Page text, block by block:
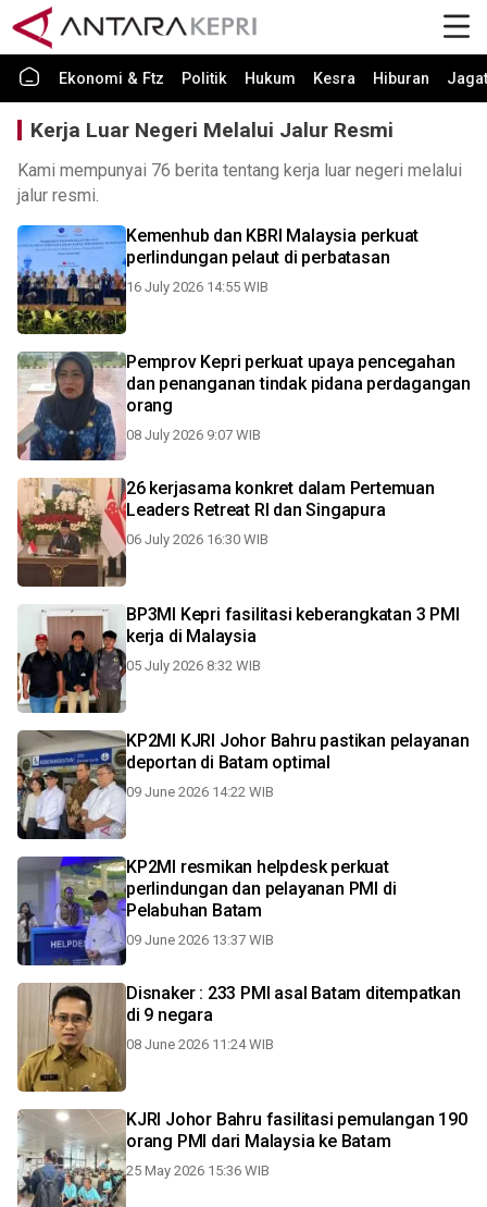
Ekonomi & Ftz Politik Hukum Kesra Hiburan Jagat
Kerja Luar Negeri Melalui Jalur Resmi
Kami mempunyai 76 berita tentang kerja luar negeri melalui
jalur resmi.
Kemenhub dan KBRI Malaysia perkuat
perlindungan pelaut di perbatasan
16 July 2026 14:55 WIB
Pemprov Kepri perkuat upaya pencegahan
dan penanganan tindak pidana perdagangan
orang
08 July 2026 9:07 WIB
26 kerjasama konkret dalam Pertemuan
Leaders Retreat RI dan Singapura
06 July 2026 16:30 WIB
BP3MI Kepri fasilitasi keberangkatan 3 PMI
kerja di Malaysia
05 July 2026 8:32 WIB
KP2MI KJRI Johor Bahru pastikan pelayanan
deportan di Batam optimal
09 June 2026 14:22 WIB
KP2MI resmikan helpdesk perkuat
perlindungan dan pelayanan PMI di
Pelabuhan Batam
09 June 2026 13:37 WIB
Disnaker : 233 PMI asal Batam ditempatkan
di 9 negara
08 June 2026 11:24 WIB
KJRI Johor Bahru fasilitasi pemulangan 190
orang PMI dari Malaysia ke Batam
25 May 2026 15:36 WIB